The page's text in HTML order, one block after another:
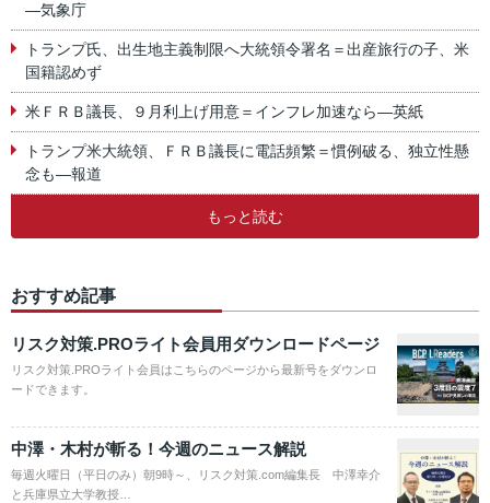
―気象庁
トランプ氏、出生地主義制限へ大統領令署名＝出産旅行の子、米
国籍認めず
米ＦＲＢ議長、９月利上げ用意＝インフレ加速なら―英紙
トランプ米大統領、ＦＲＢ議長に電話頻繁＝慣例破る、独立性懸
念も―報道
もっと読む
おすすめ記事
リスク対策.PROライト会員用ダウンロードページ
リスク対策.PROライト会員はこちらのページから最新号をダウンロ
ードできます。
中澤・木村が斬る！今週のニュース解説
毎週火曜日（平日のみ）朝9時～、リスク対策.com編集長 中澤幸介
と兵庫県立大学教授…